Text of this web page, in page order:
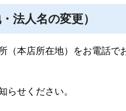
法人名の変更）
（本店所在地）をお電話で
らせください。